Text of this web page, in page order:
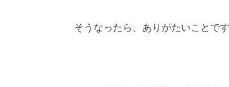
そうなったら、ありがたいことです